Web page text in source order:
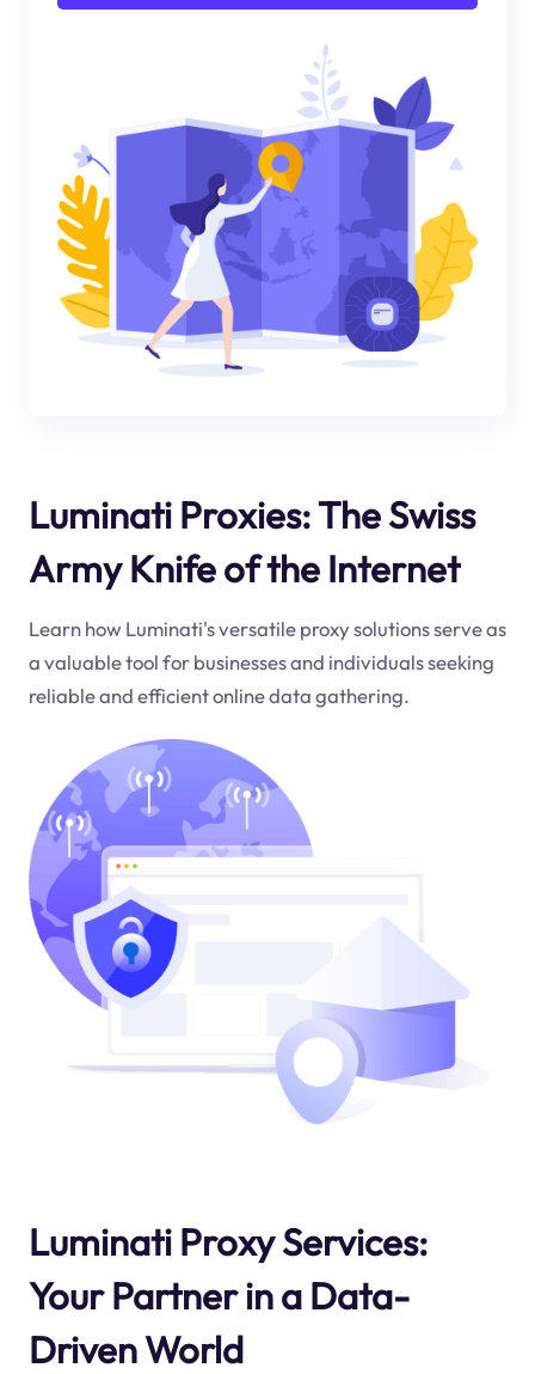
Luminati Proxies: The Swiss
Army Knife of the Internet
Learn how Luminati's versatile proxy solutions serve as
a valuable tool for businesses and individuals seeking
reliable and efficient online data gathering.
Luminati Proxy Services:
Your Partner in a Data-
Driven World